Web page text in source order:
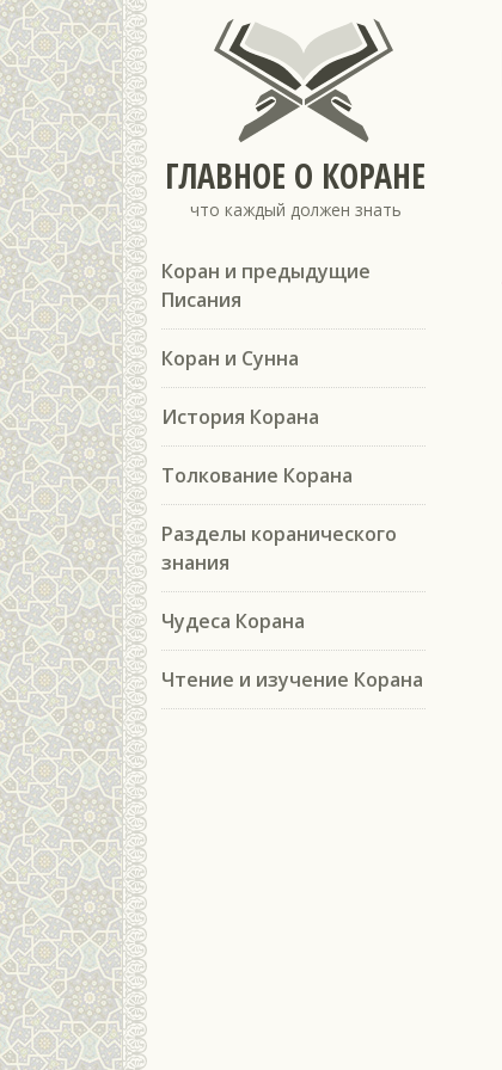
ГЛАВНОЕ О КОРАНЕ
что каждый должен знать
Коран и предыдущие
Писания
Коран и Сунна
История Корана
Толкование Корана
Разделы коранического
знания
Чудеса Корана
Чтение и изучение Корана